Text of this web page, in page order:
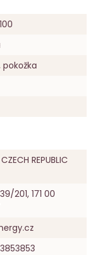
REPUBLIC
201, 171 00